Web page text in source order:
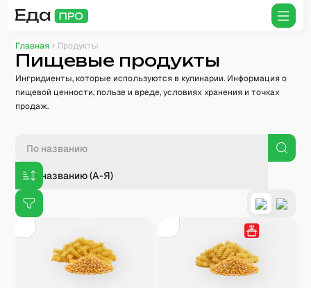
Главная Продукты
Пищевые продукты
Ингридиенты, которые используются в кулинарии. Информация о
пищевой ценности, пользе и вреде, условиях хранения и точках
продаж.
По названию (А-Я)